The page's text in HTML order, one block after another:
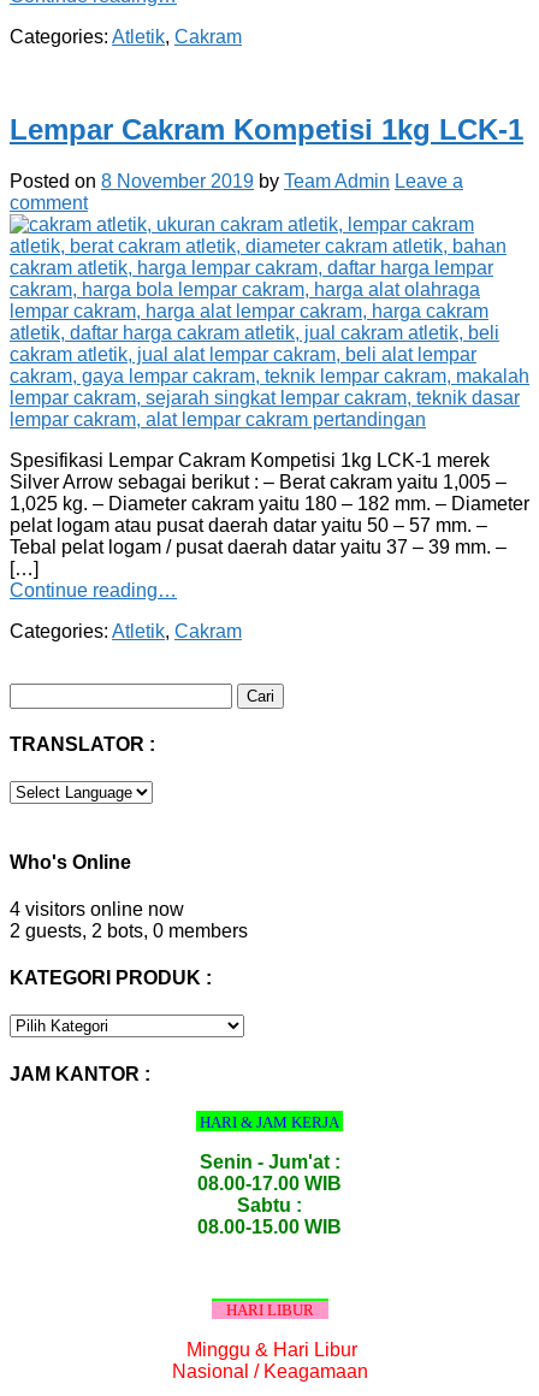
Categories: Atletik, Cakram
Lempar Cakram Kompetisi 1kg LCK-1
Posted on 8 November 2019 by Team Admin Leave a
comment
Spesifikasi Lempar Cakram Kompetisi 1kg LCK-1 merek
Silver Arrow sebagai berikut : – Berat cakram yaitu 1,005 –
1,025 kg. – Diameter cakram yaitu 180 – 182 mm. – Diameter
pelat logam atau pusat daerah datar yaitu 50 – 57 mm. –
Tebal pelat logam / pusat daerah datar yaitu 37 – 39 mm. –
[…]
Continue reading…
Categories: Atletik, Cakram
untuk:
TRANSLATOR :
Who's Online
4 visitors online now
2 guests, 2 bots, 0 members
KATEGORI PRODUK :
KATEGORI
JAM KANTOR :
HARI & JAM KERJA
Senin - Jum'at :
08.00-17.00 WIB
Sabtu :
08.00-15.00 WIB
HARI LIBUR
Minggu & Hari Libur
Nasional / Keagamaan